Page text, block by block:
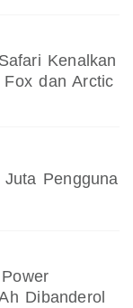
Kenalkan
dan Arctic
Pengguna
Dibanderol